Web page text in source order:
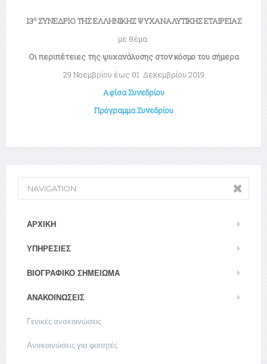
13oΣΥΝΕΔΡΙΟ ΤΗΣ ΕΛΛΗΝΙΚΗΣ ΨΥΧΑΝΑΛΥΤΙΚΗΣ ΕΤΑΙΡΕΙΑΣ
με θέμα:
Οι περιπέτειες της ψυχανάλυσης στον κόσμο του σήμερα
29 Νοεμβρίου έως 01 Δεκεμβρίου 2019
Αφίσα Συνεδρίου
Πρόγραμμα Συνεδρίου
NAVIGATION
ΑΡΧΙΚΉ
ΥΠΗΡΕΣΊΕΣ
ΒΙΟΓΡΑΦΙΚΌ ΣΗΜΕΊΩΜΑ
ΑΝΑΚΟΙΝΏΣΕΙΣ
Γενικές ανακοινώσεις
Ανακοινώσεις για φοιτητές